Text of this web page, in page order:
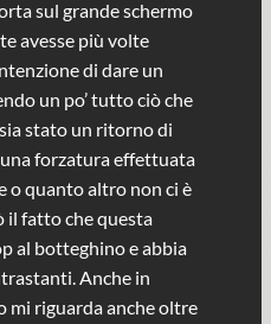
sul grande schermo
avesse più volte
di dare un
un po’ tutto ciò che
stato un ritorno di
forzatura effettuata
o quanto altro non ci è
il fatto che questa
al botteghino e abbia
Anche in
mi riguarda anche oltre